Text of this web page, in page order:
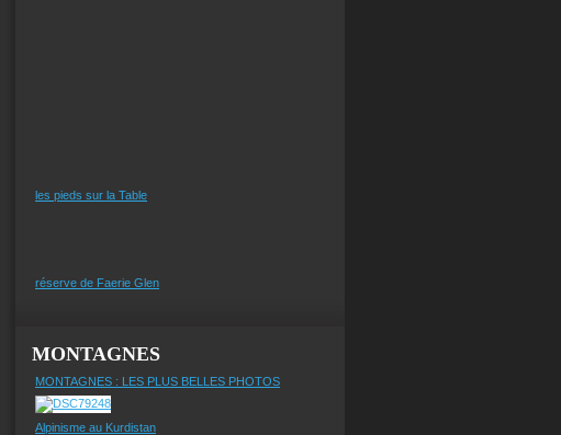
les pieds sur la Table
réserve de Faerie Glen
MONTAGNES
MONTAGNES : LES PLUS BELLES PHOTOS
Alpinisme au Kurdistan